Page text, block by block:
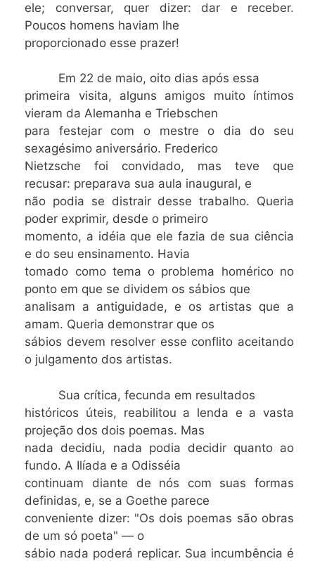
ele; conversar, quer dizer: dar e receber.
Poucos homens haviam lhe
proporcionado esse prazer!
Em 22 de maio, oito dias após essa
primeira visita, alguns amigos muito íntimos
vieram da Alemanha e Triebschen
para festejar com o mestre o dia do seu
sexagésimo aniversário. Frederico
Nietzsche foi convidado, mas teve que
recusar: preparava sua aula inaugural, e
não podia se distrair desse trabalho. Queria
poder exprimir, desde o primeiro
momento, a idéia que ele fazia de sua ciência
e do seu ensinamento. Havia
tomado como tema o problema homérico no
ponto em que se dividem os sábios que
analisam a antiguidade, e os artistas que a
amam. Queria demonstrar que os
sábios devem resolver esse conflito aceitando
o julgamento dos artistas.
Sua crítica, fecunda em resultados
históricos úteis, reabilitou a lenda e a vasta
projeção dos dois poemas. Mas
nada decidiu, nada podia decidir quanto ao
fundo. A Ilíada e a Odisséia
continuam diante de nós com suas formas
definidas, e, se a Goethe parece
conveniente dizer: "Os dois poemas são obras
de um só poeta" — o
sábio nada poderá replicar. Sua incumbência é